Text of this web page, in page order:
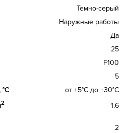
Темно-серый
Наружные работы
Да
25
F100
5
от +5°С до +30°С
2
1.6
2